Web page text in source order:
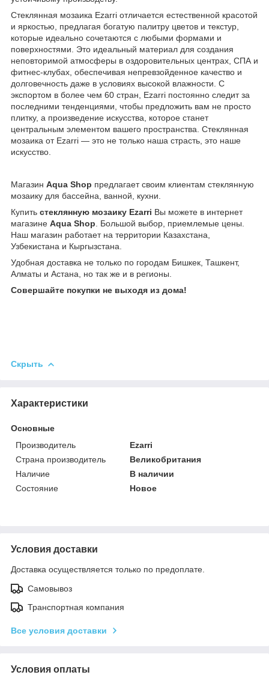
Стеклянная мозаика Ezarri отличается естественной красотой
и яркостью, предлагая богатую палитру цветов и текстур,
которые идеально сочетаются с любыми формами и
поверхностями. Это идеальный материал для создания
неповторимой атмосферы в оздоровительных центрах, СПА и
фитнес-клубах, обеспечивая непревзойденное качество и
долговечность даже в условиях высокой влажности. С
экспортом в более чем 60 стран, Ezarri постоянно следит за
последними тенденциями, чтобы предложить вам не просто
плитку, а произведение искусства, которое станет
центральным элементом вашего пространства. Стеклянная
мозаика от Ezarri — это не только наша страсть, это наше
искусство.
Магазин Aqua Shop предлагает своим клиентам стеклянную
мозаику для бассейна, ванной, кухни.
Купить стеклянную мозаику Ezarri Вы можете в интернет
магазине Aqua Shop . Большой выбор, приемлемые цены.
Наш магазин работает на территории Казахстана,
Узбекистана и Кыргызстана.
Удобная доставка не только по городам Бишкек, Ташкент,
Алматы и Астана, но так же и в регионы.
Совершайте покупки не выходя из дома!
Скрыть
Характеристики
Основные
Производитель
Ezarri
Страна производитель
Великобритания
Наличие
В наличии
Состояние
Новое
Условия доставки
Доставка осуществляется только по предоплате.
Самовывоз
Транспортная компания
Все условия доставки
Условия оплаты